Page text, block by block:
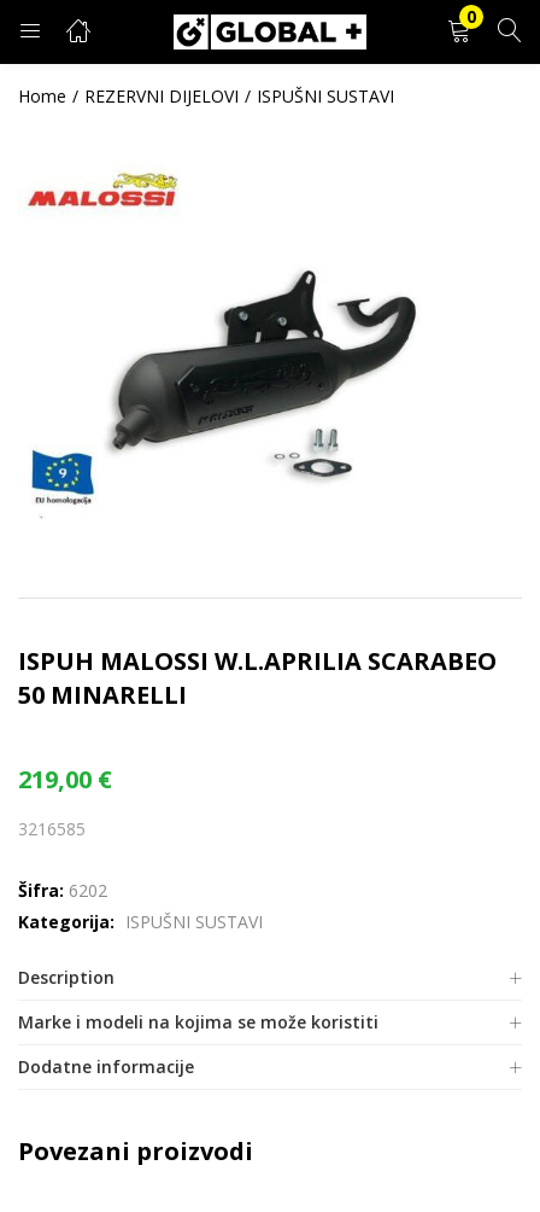
0
PRIJAVA REGISTRACIJA
Unesite svoje korisničko ime i lozinku.
Prijava
Zaboravljena lozinka?
Home REZERVNI DIJELOVI ISPUŠNI SUSTAVI
ISPUH MALOSSI W.L.APRILIA SCARABEO
50 MINARELLI
219,00 €
3216585
Šifra: 6202
Kategorija:
ISPUŠNI SUSTAVI
Description
Marke i modeli na kojima se može koristiti
Dodatne informacije
Povezani proizvodi